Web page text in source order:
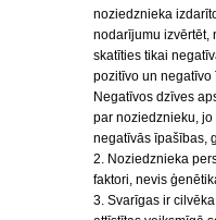
noziedznieka
nodarījumu izvērtēt,
skatīties tikai
pozitīvo un
Negatīvos dzīves
par noziedznieku,
negatīvās īpašības,
2. Noziedznieka
faktori, nevis
3. Svarīgas ir